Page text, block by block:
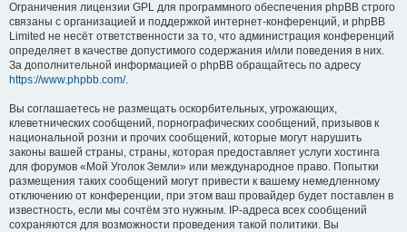
Ограничения лицензии GPL для программного обеспечения phpBB строго
связаны с организацией и поддержкой интернет-конференций, и phpBB
Limited не несёт ответственности за то, что администрация конференций
определяет в качестве допустимого содержания и/или поведения в них.
За дополнительной информацией о phpBB обращайтесь по адресу
https://www.phpbb.com/.
Вы соглашаетесь не размещать оскорбительных, угрожающих,
клеветнических сообщений, порнографических сообщений, призывов к
национальной розни и прочих сообщений, которые могут нарушить
законы вашей страны, страны, которая предоставляет услуги хостинга
для форумов «Мой Уголок Земли» или международное право. Попытки
размещения таких сообщений могут привести к вашему немедленному
отключению от конференции, при этом ваш провайдер будет поставлен в
известность, если мы сочтём это нужным. IP-адреса всех сообщений
сохраняются для возможности проведения такой политики. Вы